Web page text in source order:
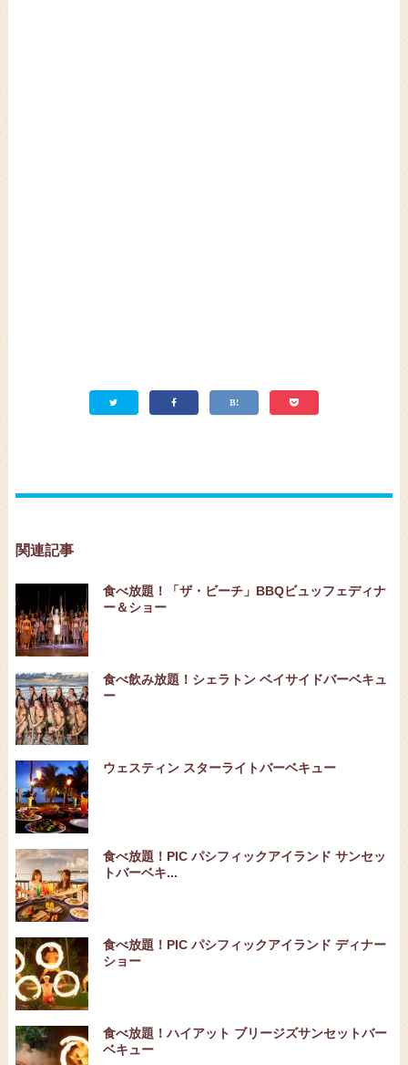
関連記事
食べ放題！「ザ・ビーチ」BBQビュッフェディナ
ー＆ショー
食べ飲み放題！シェラトン ベイサイドバーベキュ
ー
ウェスティン スターライトバーベキュー
食べ放題！PIC パシフィックアイランド サンセッ
トバーベキ...
食べ放題！PIC パシフィックアイランド ディナー
ショー
食べ放題！ハイアット ブリージズサンセットバー
ベキュー